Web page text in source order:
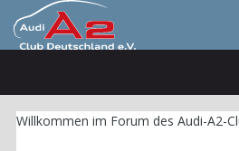
Willkommen im Forum des Audi-A2-